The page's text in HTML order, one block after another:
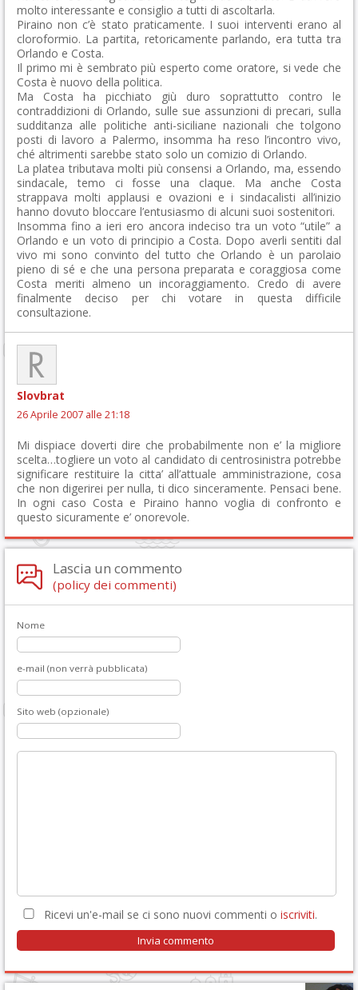
molto interessante e consiglio a tutti di ascoltarla.
Piraino non c’è stato praticamente. I suoi interventi erano al
cloroformio. La partita, retoricamente parlando, era tutta tra
Orlando e Costa.
Il primo mi è sembrato più esperto come oratore, si vede che
Costa è nuovo della politica.
Ma Costa ha picchiato giù duro soprattutto contro le
contraddizioni di Orlando, sulle sue assunzioni di precari, sulla
sudditanza alle politiche anti-siciliane nazionali che tolgono
posti di lavoro a Palermo, insomma ha reso l’incontro vivo,
ché altrimenti sarebbe stato solo un comizio di Orlando.
La platea tributava molti più consensi a Orlando, ma, essendo
sindacale, temo ci fosse una claque. Ma anche Costa
strappava molti applausi e ovazioni e i sindacalisti all’inizio
hanno dovuto bloccare l’entusiasmo di alcuni suoi sostenitori.
Insomma fino a ieri ero ancora indeciso tra un voto “utile” a
Orlando e un voto di principio a Costa. Dopo averli sentiti dal
vivo mi sono convinto del tutto che Orlando è un parolaio
pieno di sé e che una persona preparata e coraggiosa come
Costa meriti almeno un incoraggiamento. Credo di avere
finalmente deciso per chi votare in questa difficile
consultazione.
Slovbrat
26 Aprile 2007 alle 21:18
Mi dispiace doverti dire che probabilmente non e’ la migliore
scelta…togliere un voto al candidato di centrosinistra potrebbe
significare restituire la citta’ all’attuale amministrazione, cosa
che non digerirei per nulla, ti dico sinceramente. Pensaci bene.
In ogni caso Costa e Piraino hanno voglia di confronto e
questo sicuramente e’ onorevole.
Lascia un commento
(policy dei commenti)
Nome
e-mail (non verrà pubblicata)
Sito web (opzionale)
Ricevi un'e-mail se ci sono nuovi commenti o iscriviti.